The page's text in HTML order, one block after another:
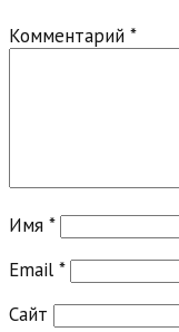
Комментарий *
Имя *
Email *
Сайт